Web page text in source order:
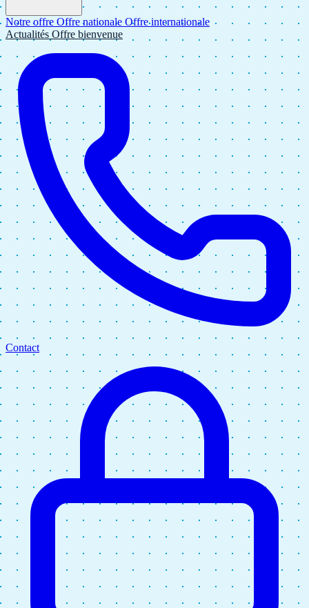
Notre offre Offre nationale Offre internationale
Actualités Offre bienvenue
Contact